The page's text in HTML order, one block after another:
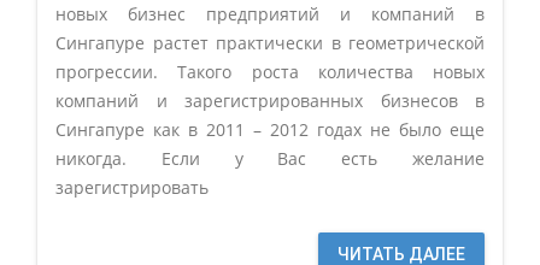
новых бизнес предприятий и компаний в
Сингапуре растет практически в геометрической
прогрессии. Такого роста количества новых
компаний и зарегистрированных бизнесов в
Сингапуре как в 2011 – 2012 годах не было еще
никогда. Если у Вас есть желание
зарегистрировать
ЧИТАТЬ ДАЛЕЕ